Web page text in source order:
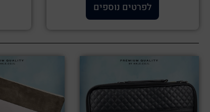
לפרטים נוספים